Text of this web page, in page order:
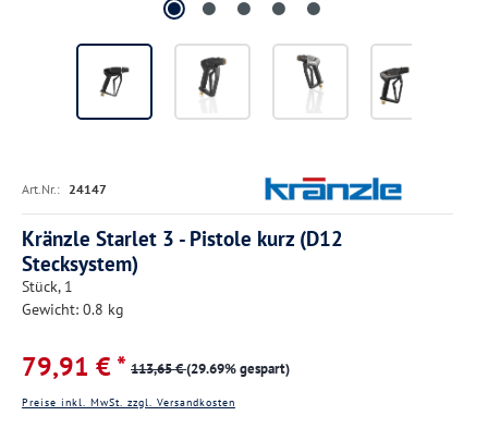
Art.Nr.: 24147
Kränzle Starlet 3 - Pistole kurz (D12
Stecksystem)
Stück, 1
Gewicht: 0.8 kg
79,91 € * 113,65 €(29.69% gespart)
Preise inkl. MwSt. zzgl. Versandkosten